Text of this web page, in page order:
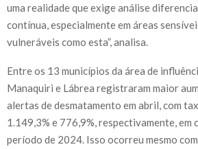
uma realidade que exige análise
contínua, especialmente em áreas
vulneráveis como esta”, analisa.
Entre os 13 municípios da área de
Manaquiri e Lábrea registraram maior
alertas de desmatamento em abril, com
1.149,3% e 776,9%, respectivamente, em
período de 2024. Isso ocorreu mesmo